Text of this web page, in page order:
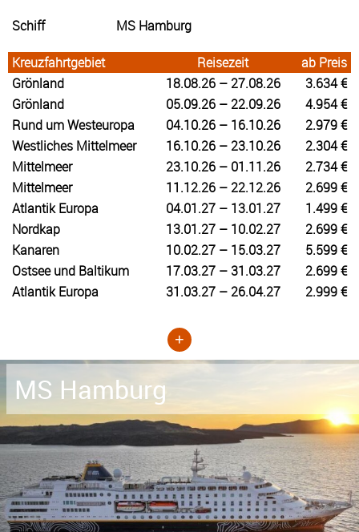
Schiff MS Hamburg
Kreuzfahrtgebiet Reisezeit
ab Preis
Grönland
18.08.26 – 27.08.26
3.634 €
Grönland
05.09.26 – 22.09.26
4.954 €
Rund um Westeuropa
04.10.26 – 16.10.26
2.979 €
Westliches Mittelmeer
16.10.26 – 23.10.26
2.304 €
Mittelmeer
23.10.26 – 01.11.26
2.734 €
Mittelmeer
11.12.26 – 22.12.26
2.699 €
Atlantik Europa
04.01.27 – 13.01.27
1.499 €
Nordkap
13.01.27 – 10.02.27
2.699 €
Kanaren
10.02.27 – 15.03.27
5.599 €
Ostsee und Baltikum
17.03.27 – 31.03.27
2.699 €
Atlantik Europa
31.03.27 – 26.04.27 2.999 €
+
MS Hamburg